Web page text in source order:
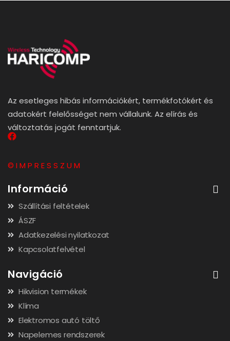
Az esetleges hibás információkért, termékfotókért és
adatokért felelősséget nem vállalunk. Az elírás és
változtatás jogát fenntartjuk.
© I M P R E S S Z U M
Információ
Szállítási feltételek
ÁSZF
Adatkezelési nyilatkozat
Kapcsolatfelvétel
Navigáció
Hikvision termékek
Klíma
Elektromos autó töltő
Napelemes rendszerek